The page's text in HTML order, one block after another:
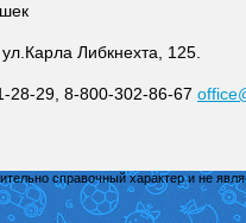
Либкнехта, 125.
28-29, 8-800-302-86-67
справочный характер и не